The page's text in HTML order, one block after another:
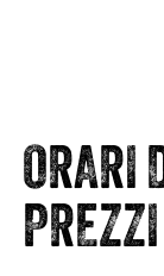
ORARI